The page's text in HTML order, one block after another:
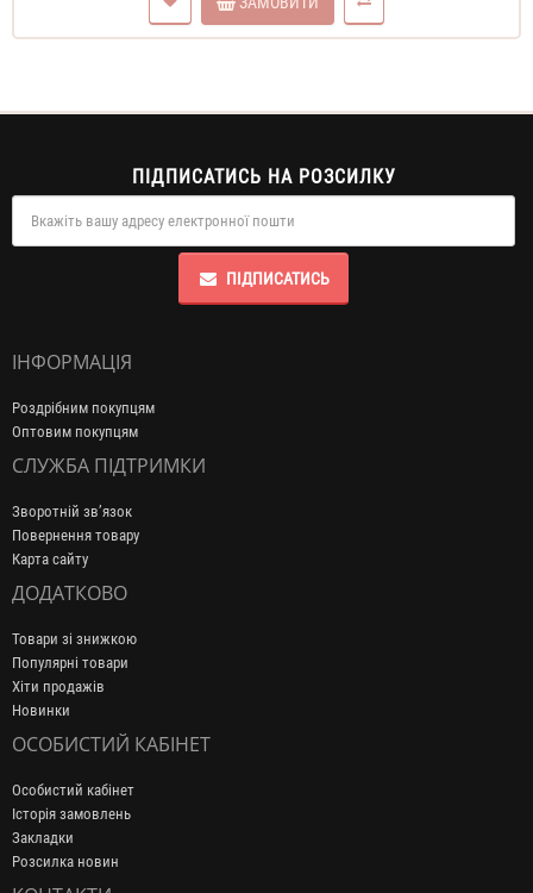
ПІДПИСАТИСЬ НА РОЗСИЛКУ
ПІДПИСАТИСЬ
ІНФОРМАЦІЯ
Роздрібним покупцям
Оптовим покупцям
СЛУЖБА ПІДТРИМКИ
Зворотній зв’язок
Повернення товару
Карта сайту
ДОДАТКОВО
Товари зі знижкою
Популярні товари
Хіти продажів
Новинки
ОСОБИСТИЙ КАБІНЕТ
Особистий кабінет
Історія замовлень
Закладки
Розсилка новин